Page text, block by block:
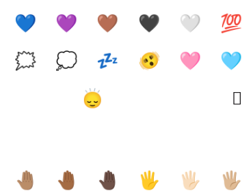
💙 💜 🤎 🖤 🤍
💯
🗯️ 💭 💤 🫨 🩷
🩵
🙂‍↕️ 🫪
🤚🏽 🤚🏾 🤚🏿 🖐️ 🖐🏻
🖐🏼